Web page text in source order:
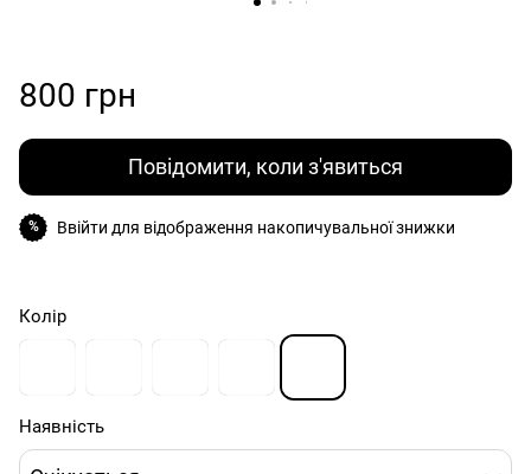
800 грн
Повідомити, коли з'явиться
% Ввійти для відображення накопичувальної знижки
Колір
Наявність